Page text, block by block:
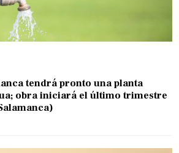
tendrá pronto una planta
obra iniciará el último trimestre